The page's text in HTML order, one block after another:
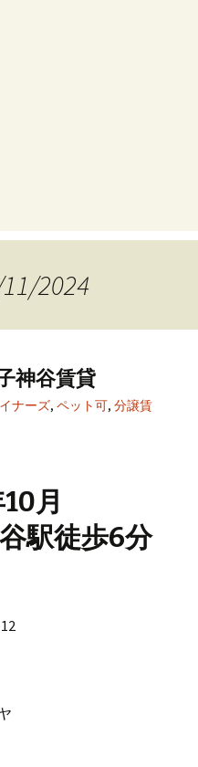
2024
神谷賃貸
ナーズ, ペット可, 分譲賃
月
駅徒歩6分